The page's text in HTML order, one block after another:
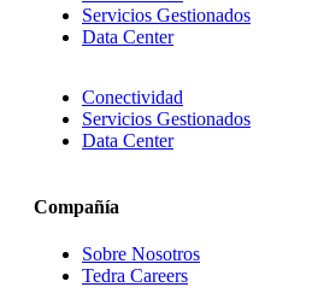
Servicios Gestionados
Data Center
Conectividad
Servicios Gestionados
Data Center
Compañía
Sobre Nosotros
Tedra Careers